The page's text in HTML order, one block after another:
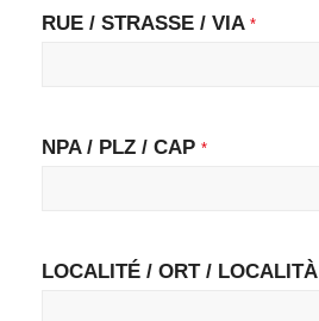
RUE / STRASSE / VIA *
NPA / PLZ / CAP *
LOCALITÉ / ORT / LOCALITÀ